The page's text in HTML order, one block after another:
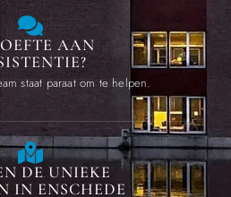
AAN
staat paraat om te helpen.
DE UNIEKE
IN ENSCHEDE